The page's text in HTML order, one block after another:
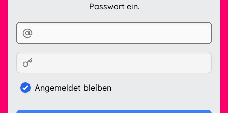
Passwort ein.
Angemeldet bleiben